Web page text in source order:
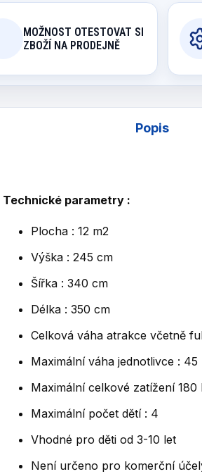
MOŽNOST OTESTOVAT SI
ZBOŽÍ NA PRODEJNĚ
Popis
Technické parametry :
Plocha : 12 m2
Výška : 245 cm
Šířka : 340 cm
Délka : 350 cm
Celková váha atrakce včetně
Maximální váha jednotlivce : 45
Maximální celkové zatížení 180
Maximální počet dětí : 4
Vhodné pro děti od 3-10 let
Není určeno pro komerční